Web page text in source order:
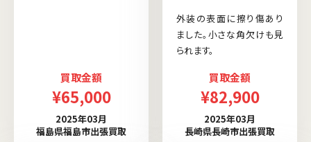
買取金額
¥65,000
2025年03月
福島県福島市出張買取
外装の表面に擦り傷あり
ました。小さな角欠けも見
られます。
買取金額
¥82,900
2025年03月
長崎県長崎市出張買取